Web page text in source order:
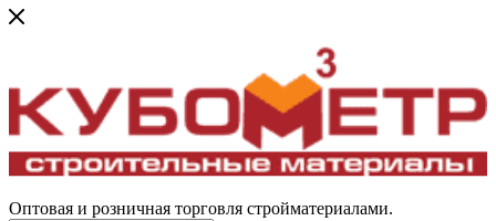
Оптовая и розничная торговля стройматериалами.